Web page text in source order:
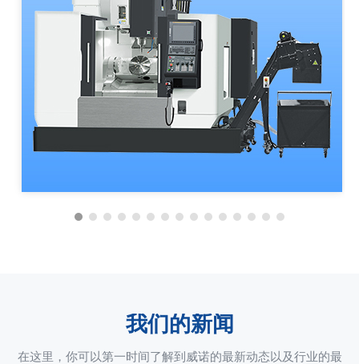
我们的新闻
在这里，你可以第一时间了解到威诺的最新动态以及行业的最